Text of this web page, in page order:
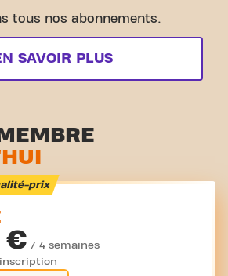
tous nos abonnements.
SAVOIR PLUS
prix
€ / 4 semaines